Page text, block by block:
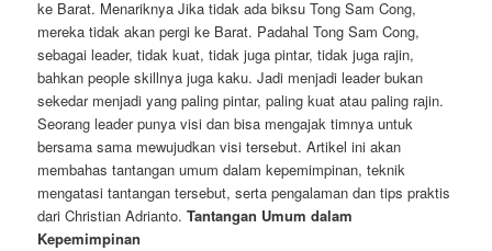
ke Barat. Menariknya Jika tidak ada biksu Tong Sam Cong,
mereka tidak akan pergi ke Barat. Padahal Tong Sam Cong,
sebagai leader, tidak kuat, tidak juga pintar, tidak juga rajin,
bahkan people skillnya juga kaku. Jadi menjadi leader bukan
sekedar menjadi yang paling pintar, paling kuat atau paling rajin.
Seorang leader punya visi dan bisa mengajak timnya untuk
bersama sama mewujudkan visi tersebut. Artikel ini akan
membahas tantangan umum dalam kepemimpinan, teknik
mengatasi tantangan tersebut, serta pengalaman dan tips praktis
dari Christian Adrianto.Tantangan Umum dalam
Kepemimpinan